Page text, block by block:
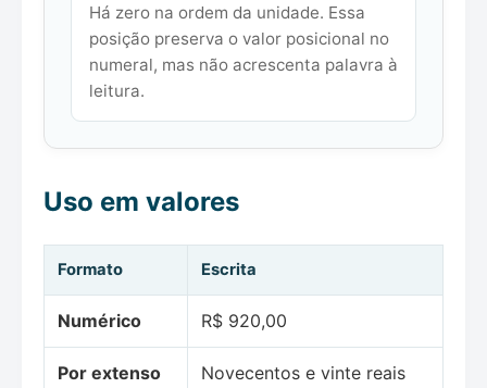
Há zero na ordem da unidade. Essa
posição preserva o valor posicional no
numeral, mas não acrescenta palavra à
leitura.
Uso em valores
Formato Escrita
Numérico R$ 920,00
Por extenso Novecentos e vinte reais